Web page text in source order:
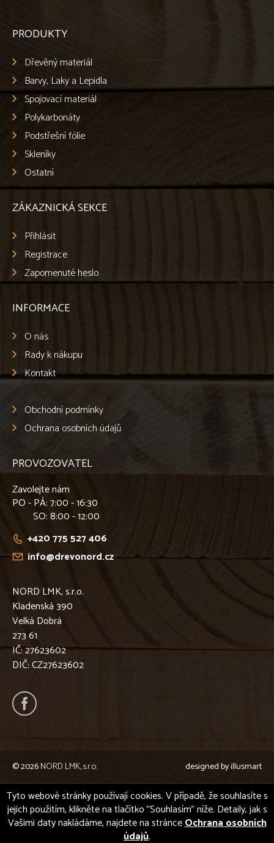
PRODUKTY
Dřevěný materiál
Barvy, Laky a Lepidla
Spojovací materiál
Polykarbonáty
Podstřešní fólie
Skleníky
Ostatní
ZÁKAZNICKÁ SEKCE
Přihlásit
Registrace
Zapomenuté heslo
INFORMACE
O nás
Rady k nákupu
Kontakt
Obchodní podmínky
Ochrana osobních údajů
PROVOZOVATEL
Zavolejte nám
PO - PÁ: 7:00 - 16:30
SO: 8:00 - 12:00
+420 775 527 406
info@drevonord.cz
NORD LMK, s.r.o.
Kladenská 390
Velká Dobrá
273 61
IČ: 27623602
DIČ: CZ27623602
© 2026NORD LMK, s.r.o. designed byillusmart
Tyto webové stránky používají cookies. V případě, že souhlasíte s
jejich použitím, klikněte na tlačítko "Souhlasím" níže. Detaily, jak s
Vašimi daty nakládáme, najdete na stránceOchrana osobních
údajů.